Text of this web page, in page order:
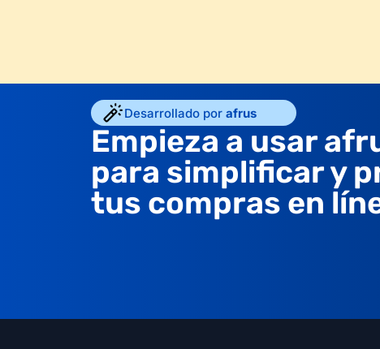
Desarrollado por afrus
Empieza a usar
para simplificar y
tus compras en